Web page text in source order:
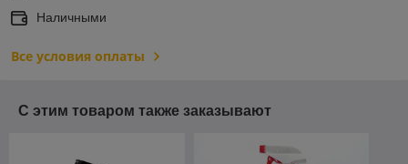
Наличными
Все условия оплаты
С этим товаром также заказывают